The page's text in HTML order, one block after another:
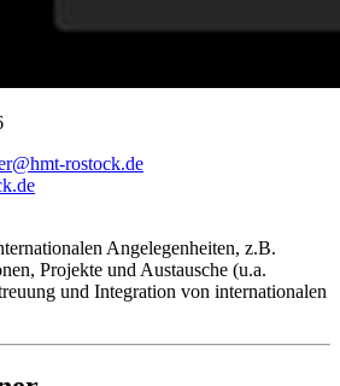
@hmt-rostock.de
.de
Angelegenheiten, z.B.
Projekte und Austausche (u.a.
und Integration von internationalen